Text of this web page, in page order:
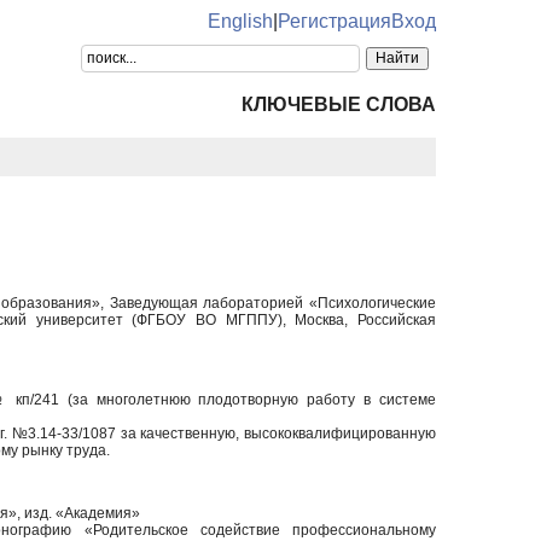
English РегистрацияВход
КЛЮЧЕВЫЕ СЛОВА
Заведующая лабораторией «Психологические
университет (ФГБОУ ВО МГППУ), Москва, Российская
241 (за многолетнюю плодотворную работу в системе
№3.14-33/1087 за качественную, высококвалифицированную
рынку труда.
изд. «Академия»
«Родительское содействие профессиональному